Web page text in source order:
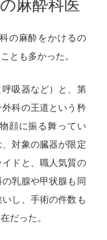
麻酔科医
の麻酔をかけるの
とも多かった。
吸器など）と、第
科の王道という矜
顔に振る舞ってい
対象の臓器が限定
ドと、職人気質の
乳腺や甲状腺も同
し、手術の件数も
だった。